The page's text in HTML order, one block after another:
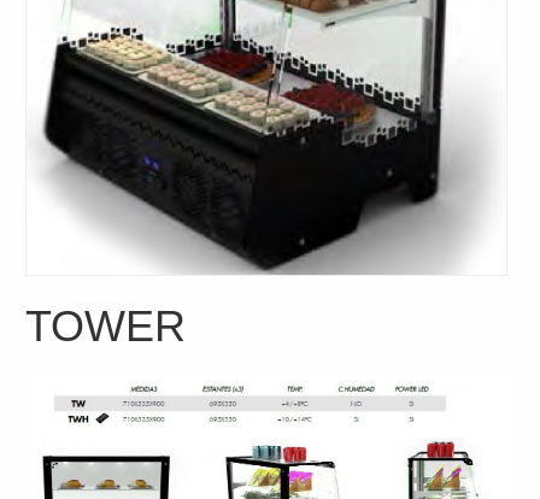
TOWER